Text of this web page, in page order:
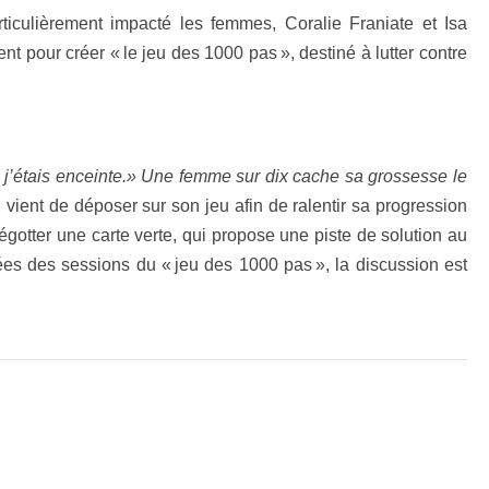
impacté les femmes, Coralie Franiate et Isa
pour créer « le jeu des 1000 pas », destiné à lutter contre
enceinte.» Une femme sur dix cache sa grossesse le
de déposer sur son jeu afin de ralentir sa progression
une carte verte, qui propose une piste de solution au
des sessions du « jeu des 1000 pas », la discussion est